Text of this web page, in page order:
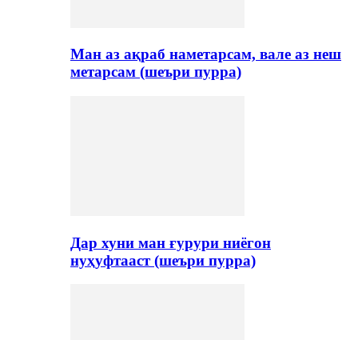
Ман аз ақраб наметарсам, вале аз неш
метарсам (шеъри пурра)
Дар хуни ман ғурури ниёгон
нуҳуфтааст (шеъри пурра)